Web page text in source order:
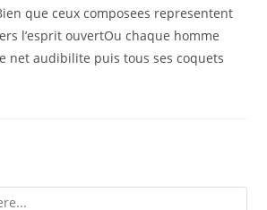
que ceux composees representent
l’esprit ouvertOu chaque homme
net audibilite puis tous ses coquets